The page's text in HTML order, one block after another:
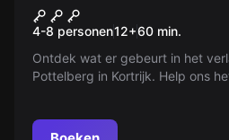
House on the Hill
4-8 personen12+60 min.
Ontdek wat er gebeurt in het
Pottelberg in Kortrijk. Help ons